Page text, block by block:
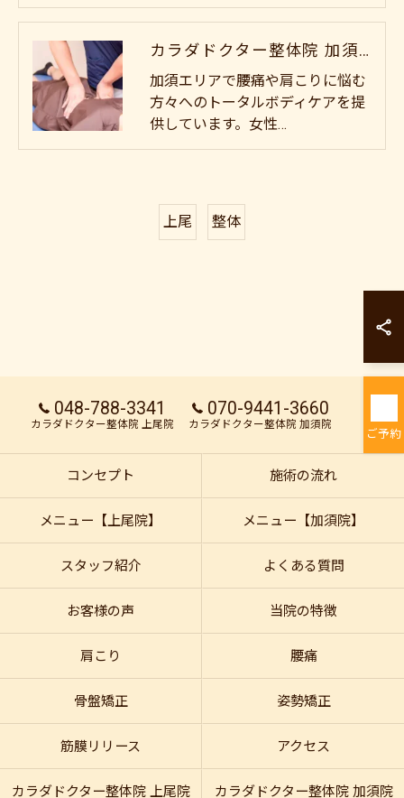
カラダドクター整体院 加須院
加須エリアで腰痛や肩こりに悩む
方々へのトータルボディケアを提
供しています。女性…
上尾 整体
048-788-3341
カラダドクター整体院 上尾院
070-9441-3660
カラダドクター整体院 加須院
ご予約
カラダドクター
カラダドクター
コンセプト 施術の流れ
メニュー【上尾院】 メニュー【加須院】
スタッフ紹介 よくある質問
お客様の声 当院の特徴
肩こり 腰痛
骨盤矯正 姿勢矯正
筋膜リリース アクセス
カラダドクター整体院 上尾院 カラダドクター整体院 加須院